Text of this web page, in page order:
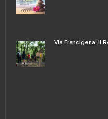
Via Francigena: il